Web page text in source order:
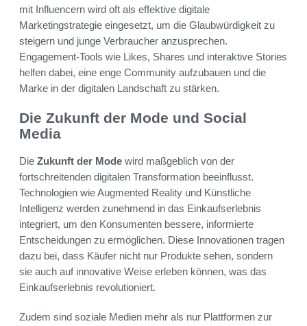
mit Influencern wird oft als effektive digitale
Marketingstrategie eingesetzt, um die Glaubwürdigkeit zu
steigern und junge Verbraucher anzusprechen.
Engagement-Tools wie Likes, Shares und interaktive Stories
helfen dabei, eine enge Community aufzubauen und die
Marke in der digitalen Landschaft zu stärken.
Die Zukunft der Mode und Social
Media
Die Zukunft der Mode wird maßgeblich von der
fortschreitenden digitalen Transformation beeinflusst.
Technologien wie Augmented Reality und Künstliche
Intelligenz werden zunehmend in das Einkaufserlebnis
integriert, um den Konsumenten bessere, informierte
Entscheidungen zu ermöglichen. Diese Innovationen tragen
dazu bei, dass Käufer nicht nur Produkte sehen, sondern
sie auch auf innovative Weise erleben können, was das
Einkaufserlebnis revolutioniert.
Zudem sind soziale Medien mehr als nur Plattformen zur